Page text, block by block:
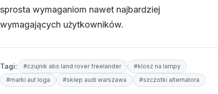
sprosta wymaganiom nawet najbardziej
wymagających użytkowników.
Tagi: #czujnik abs land rover freelander
#klosz na lampy
#marki aut loga
#sklep audi warszawa #szczotki alternatora